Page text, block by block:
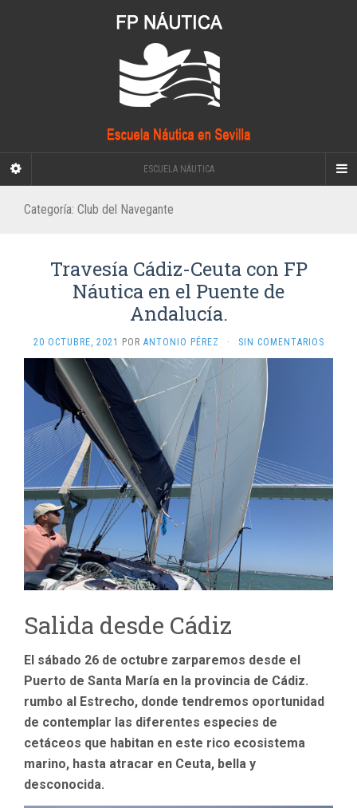
ESCUELA NÁUTICA
Categoría: Club del Navegante
Travesía Cádiz-Ceuta con FP
Náutica en el Puente de
Andalucía.
20 OCTUBRE, 2021 POR ANTONIO PÉREZ · SIN COMENTARIOS
Salida desde Cádiz
El sábado 26 de octubre zarparemos desde el
Puerto de Santa María en la provincia de Cádiz.
rumbo al Estrecho, donde tendremos oportunidad
de contemplar las diferentes especies de
cetáceos que habitan en este rico ecosistema
marino, hasta atracar en Ceuta, bella y
desconocida.